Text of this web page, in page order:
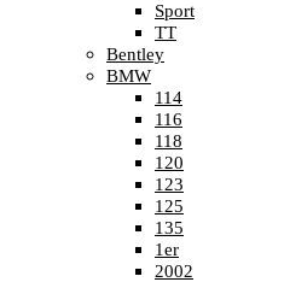
Sport
TT
Bentley
BMW
114
116
118
120
123
125
135
1er
2002